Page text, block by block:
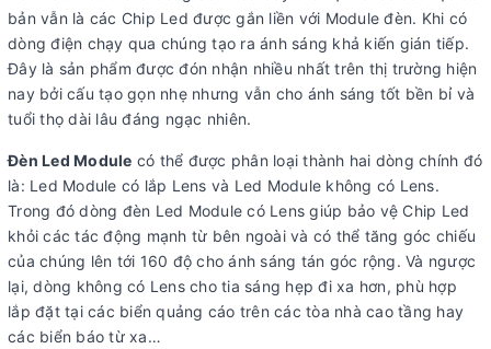
bản vẫn là các Chip Led được gắn liền với Module đèn. Khi có
dòng điện chạy qua chúng tạo ra ánh sáng khả kiến gián tiếp.
Đây là sản phẩm được đón nhận nhiều nhất trên thị trường hiện
nay bởi cấu tạo gọn nhẹ nhưng vẫn cho ánh sáng tốt bền bỉ và
tuổi thọ dài lâu đáng ngạc nhiên.
Đèn Led Module có thể được phân loại thành hai dòng chính đó
là: Led Module có lắp Lens và Led Module không có Lens.
Trong đó dòng đèn Led Module có Lens giúp bảo vệ Chip Led
khỏi các tác động mạnh từ bên ngoài và có thể tăng góc chiếu
của chúng lên tới 160 độ cho ánh sáng tán góc rộng. Và ngược
lại, dòng không có Lens cho tia sáng hẹp đi xa hơn, phù hợp
lắp đặt tại các biển quảng cáo trên các tòa nhà cao tầng hay
các biển báo từ xa…